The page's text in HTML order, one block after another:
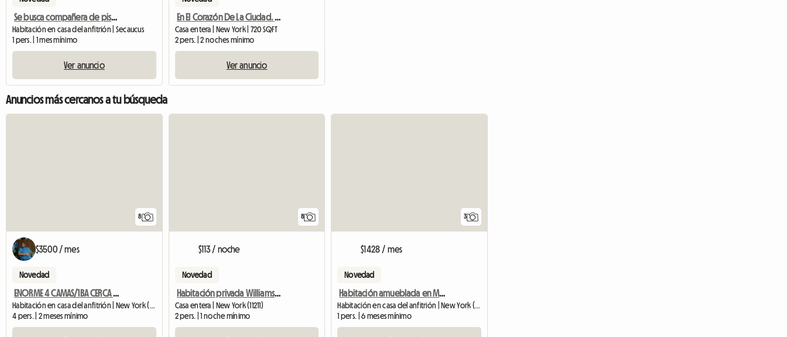
Se busca compañera de piso femenina/Secaucus
Habitación en casa del anfitrión | Secaucus
1 pers. | 1 mes mínimo
Ver anuncio
En El Corazón De La Ciudad. Diversión*Espectáculos*Fiestas*
Casa entera | New York | 720 SQFT
2 pers. | 2 noches mínimo
Ver anuncio
Anuncios más cercanos a tu búsqueda
8
$3500 / mes
Novedad
ENORME 4 CAMAS/1BA CERCA DEL PARQUE
4 pers. | 2 meses mínimo
8
$113 / noche
Novedad
Habitación privada Williamsburg - Brooklyn
Casa entera | New York (11211)
2 pers. | 1 noche mínimo
3
$1428 / mes
Novedad
Habitación amueblada en Manhattan, Nueva York
1 pers. | 6 meses mínimo